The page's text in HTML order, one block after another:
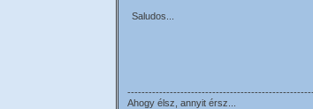
Saludos...
Ahogy élsz, annyit érsz...